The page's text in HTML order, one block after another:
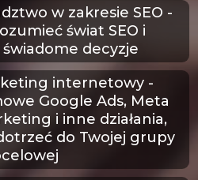
w zakresie SEO -
świat SEO i
decyzje
internetowy -
Google Ads, Meta
i inne działania,
do Twojej grupy